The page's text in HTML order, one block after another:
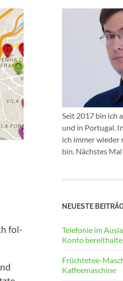
fol­
Seit 2017 bin ich
und in Portugal.
ich immer wieder
bin. Nächstes
NEUESTE
Telefonie im
Konto
Früchtetee-
Kaffeemaschine